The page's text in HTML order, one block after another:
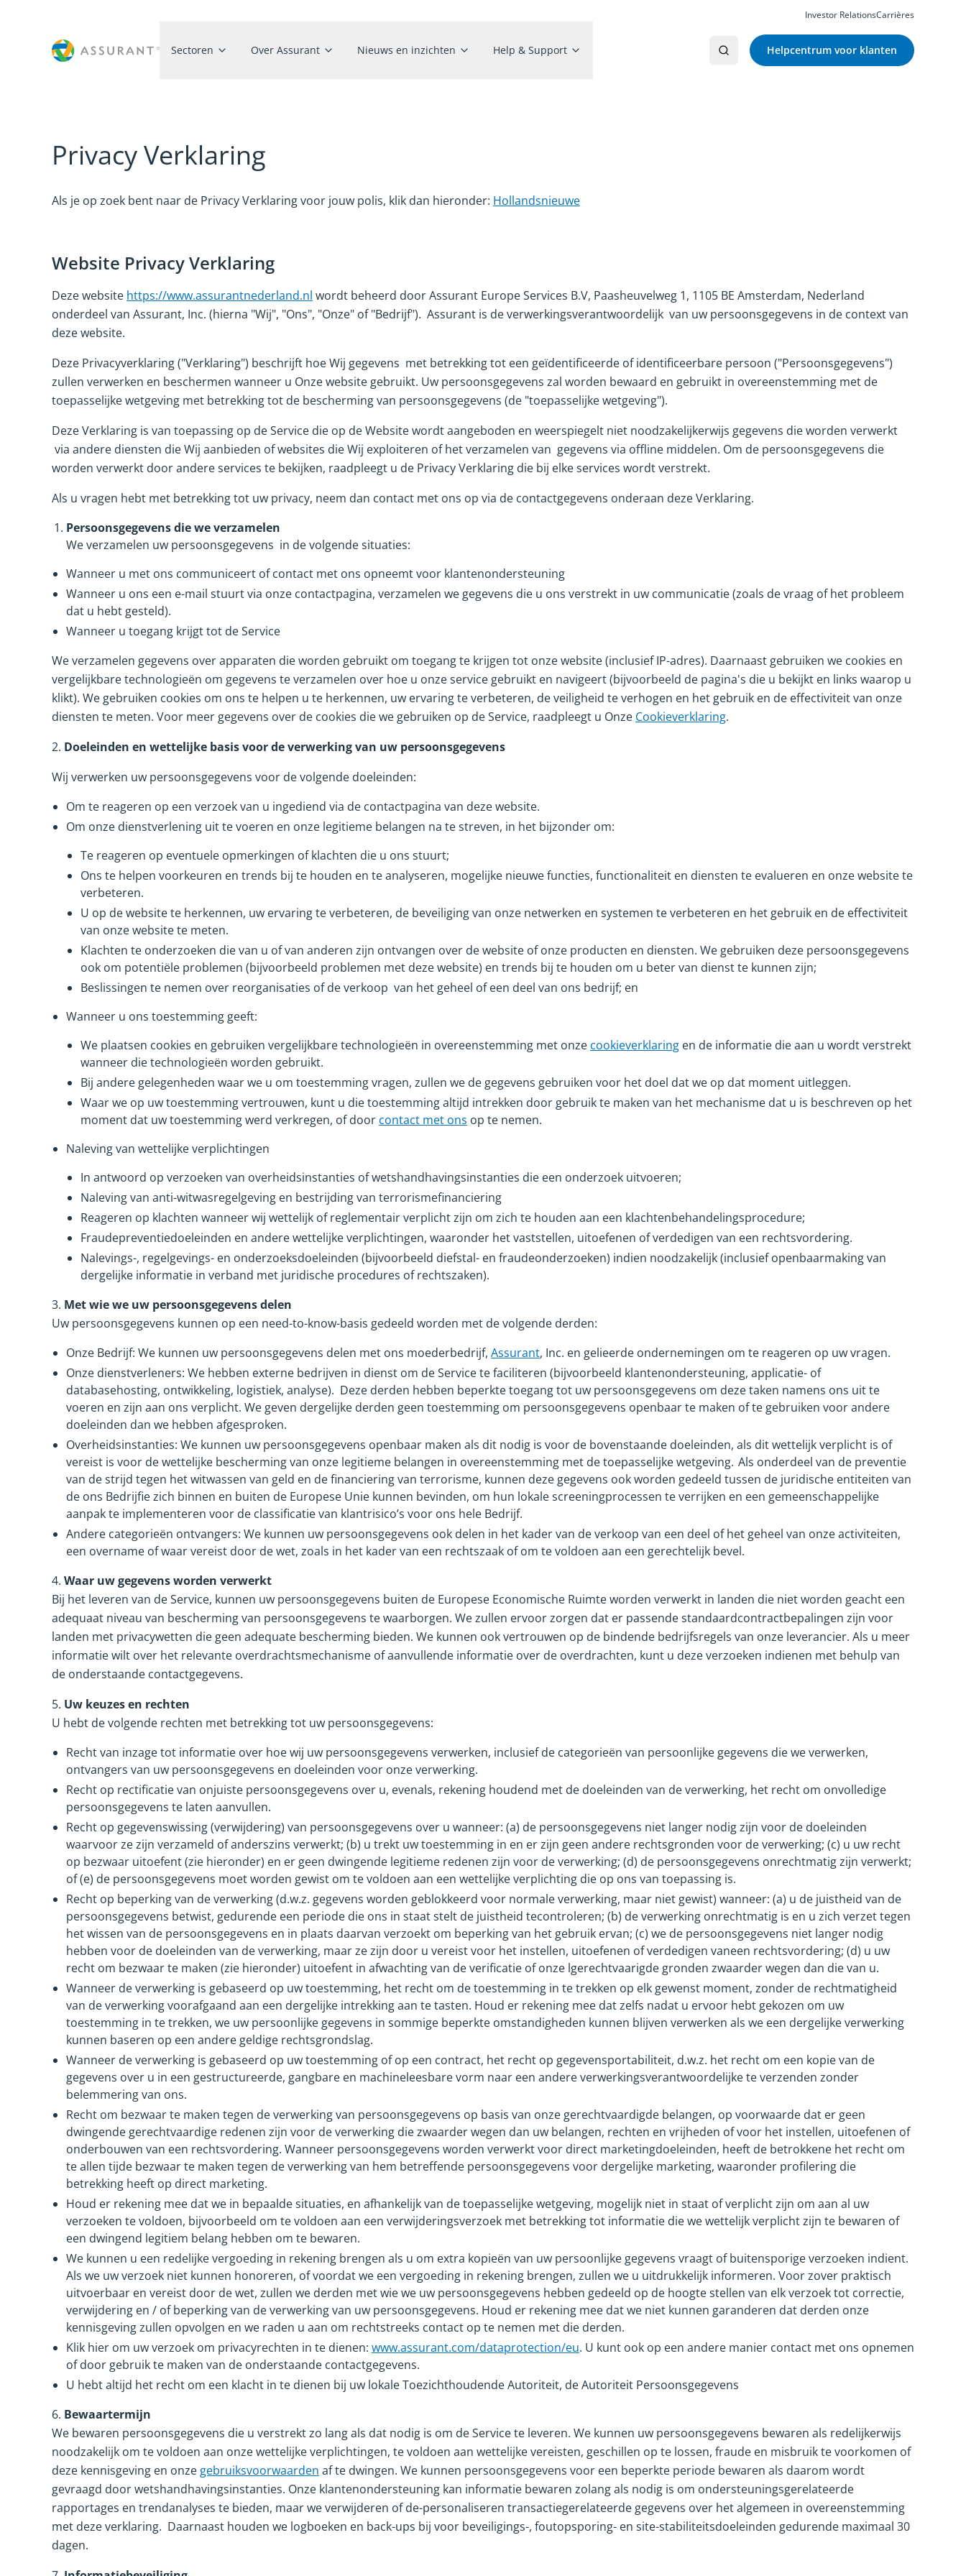
Investor RelationsCarrières
Sectoren Over Assurant Nieuws en inzichten Help & Support Helpcentrum voor klanten
Privacy Verklaring
Als je op zoek bent naar de Privacy Verklaring voor jouw polis, klik dan hieronder: Hollandsnieuwe
Website Privacy Verklaring
Deze website https://www.assurantnederland.nl wordt beheerd door Assurant Europe Services B.V, Paasheuvelweg 1, 1105 BE Amsterdam, Nederland
onderdeel van Assurant, Inc. (hierna "Wij", "Ons", "Onze" of "Bedrijf"). Assurant is de verwerkingsverantwoordelijk van uw persoonsgegevens in de context van
deze website.
Deze Privacyverklaring ("Verklaring") beschrijft hoe Wij gegevens met betrekking tot een geïdentificeerde of identificeerbare persoon ("Persoonsgegevens")
zullen verwerken en beschermen wanneer u Onze website gebruikt. Uw persoonsgegevens zal worden bewaard en gebruikt in overeenstemming met de
toepasselijke wetgeving met betrekking tot de bescherming van persoonsgegevens (de "toepasselijke wetgeving").
Deze Verklaring is van toepassing op de Service die op de Website wordt aangeboden en weerspiegelt niet noodzakelijkerwijs gegevens die worden verwerkt
via andere diensten die Wij aanbieden of websites die Wij exploiteren of het verzamelen van gegevens via offline middelen. Om de persoonsgegevens die
worden verwerkt door andere services te bekijken, raadpleegt u de Privacy Verklaring die bij elke services wordt verstrekt.
Als u vragen hebt met betrekking tot uw privacy, neem dan contact met ons op via de contactgegevens onderaan deze Verklaring.
Persoonsgegevens die we verzamelen
We verzamelen uw persoonsgegevens in de volgende situaties:
Wanneer u met ons communiceert of contact met ons opneemt voor klantenondersteuning
Wanneer u ons een e-mail stuurt via onze contactpagina, verzamelen we gegevens die u ons verstrekt in uw communicatie (zoals de vraag of het probleem
dat u hebt gesteld).
Wanneer u toegang krijgt tot de Service
We verzamelen gegevens over apparaten die worden gebruikt om toegang te krijgen tot onze website (inclusief IP-adres). Daarnaast gebruiken we cookies en
vergelijkbare technologieën om gegevens te verzamelen over hoe u onze service gebruikt en navigeert (bijvoorbeeld de pagina's die u bekijkt en links waarop u
klikt). We gebruiken cookies om ons te helpen u te herkennen, uw ervaring te verbeteren, de veiligheid te verhogen en het gebruik en de effectiviteit van onze
diensten te meten. Voor meer gegevens over de cookies die we gebruiken op de Service, raadpleegt u Onze Cookieverklaring.
2. Doeleinden en wettelijke basis voor de verwerking van uw persoonsgegevens
Wij verwerken uw persoonsgegevens voor de volgende doeleinden:
Om te reageren op een verzoek van u ingediend via de contactpagina van deze website.
Om onze dienstverlening uit te voeren en onze legitieme belangen na te streven, in het bijzonder om:
Te reageren op eventuele opmerkingen of klachten die u ons stuurt;
Ons te helpen voorkeuren en trends bij te houden en te analyseren, mogelijke nieuwe functies, functionaliteit en diensten te evalueren en onze website te
verbeteren.
U op de website te herkennen, uw ervaring te verbeteren, de beveiliging van onze netwerken en systemen te verbeteren en het gebruik en de effectiviteit
van onze website te meten.
Klachten te onderzoeken die van u of van anderen zijn ontvangen over de website of onze producten en diensten. We gebruiken deze persoonsgegevens
ook om potentiële problemen (bijvoorbeeld problemen met deze website) en trends bij te houden om u beter van dienst te kunnen zijn;
Beslissingen te nemen over reorganisaties of de verkoop van het geheel of een deel van ons bedrijf; en
Wanneer u ons toestemming geeft:
We plaatsen cookies en gebruiken vergelijkbare technologieën in overeenstemming met onze cookieverklaring en de informatie die aan u wordt verstrekt
wanneer die technologieën worden gebruikt.
Bij andere gelegenheden waar we u om toestemming vragen, zullen we de gegevens gebruiken voor het doel dat we op dat moment uitleggen.
Waar we op uw toestemming vertrouwen, kunt u die toestemming altijd intrekken door gebruik te maken van het mechanisme dat u is beschreven op het
moment dat uw toestemming werd verkregen, of door contact met ons op te nemen.
Naleving van wettelijke verplichtingen
In antwoord op verzoeken van overheidsinstanties of wetshandhavingsinstanties die een onderzoek uitvoeren;
Naleving van anti-witwasregelgeving en bestrijding van terrorismefinanciering
Reageren op klachten wanneer wij wettelijk of reglementair verplicht zijn om zich te houden aan een klachtenbehandelingsprocedure;
Fraudepreventiedoeleinden en andere wettelijke verplichtingen, waaronder het vaststellen, uitoefenen of verdedigen van een rechtsvordering.
Nalevings-, regelgevings- en onderzoeksdoeleinden (bijvoorbeeld diefstal- en fraudeonderzoeken) indien noodzakelijk (inclusief openbaarmaking van
dergelijke informatie in verband met juridische procedures of rechtszaken).
3. Met wie we uw persoonsgegevens delen
Uw persoonsgegevens kunnen op een need-to-know-basis gedeeld worden met de volgende derden:
Onze Bedrijf: We kunnen uw persoonsgegevens delen met ons moederbedrijf, Assurant, Inc. en gelieerde ondernemingen om te reageren op uw vragen.
Onze dienstverleners: We hebben externe bedrijven in dienst om de Service te faciliteren (bijvoorbeeld klantenondersteuning, applicatie- of
databasehosting, ontwikkeling, logistiek, analyse). Deze derden hebben beperkte toegang tot uw persoonsgegevens om deze taken namens ons uit te
voeren en zijn aan ons verplicht. We geven dergelijke derden geen toestemming om persoonsgegevens openbaar te maken of te gebruiken voor andere
doeleinden dan we hebben afgesproken.
Overheidsinstanties: We kunnen uw persoonsgegevens openbaar maken als dit nodig is voor de bovenstaande doeleinden, als dit wettelijk verplicht is of
vereist is voor de wettelijke bescherming van onze legitieme belangen in overeenstemming met de toepasselijke wetgeving. Als onderdeel van de preventie
van de strijd tegen het witwassen van geld en de financiering van terrorisme, kunnen deze gegevens ook worden gedeeld tussen de juridische entiteiten van
de ons Bedrijfie zich binnen en buiten de Europese Unie kunnen bevinden, om hun lokale screeningprocessen te verrijken en een gemeenschappelijke
aanpak te implementeren voor de classificatie van klantrisico’s voor ons hele Bedrijf.
Andere categorieën ontvangers: We kunnen uw persoonsgegevens ook delen in het kader van de verkoop van een deel of het geheel van onze activiteiten,
een overname of waar vereist door de wet, zoals in het kader van een rechtszaak of om te voldoen aan een gerechtelijk bevel.
4. Waar uw gegevens worden verwerkt
Bij het leveren van de Service, kunnen uw persoonsgegevens buiten de Europese Economische Ruimte worden verwerkt in landen die niet worden geacht een
adequaat niveau van bescherming van persoonsgegevens te waarborgen. We zullen ervoor zorgen dat er passende standaardcontractbepalingen zijn voor
landen met privacywetten die geen adequate bescherming bieden. We kunnen ook vertrouwen op de bindende bedrijfsregels van onze leverancier. Als u meer
informatie wilt over het relevante overdrachtsmechanisme of aanvullende informatie over de overdrachten, kunt u deze verzoeken indienen met behulp van
de onderstaande contactgegevens.
5. Uw keuzes en rechten
U hebt de volgende rechten met betrekking tot uw persoonsgegevens:
Recht van inzage tot informatie over hoe wij uw persoonsgegevens verwerken, inclusief de categorieën van persoonlijke gegevens die we verwerken,
ontvangers van uw persoonsgegevens en doeleinden voor onze verwerking.
Recht op rectificatie van onjuiste persoonsgegevens over u, evenals, rekening houdend met de doeleinden van de verwerking, het recht om onvolledige
persoonsgegevens te laten aanvullen.
Recht op gegevenswissing (verwijdering) van persoonsgegevens over u wanneer: (a) de persoonsgegevens niet langer nodig zijn voor de doeleinden
waarvoor ze zijn verzameld of anderszins verwerkt; (b) u trekt uw toestemming in en er zijn geen andere rechtsgronden voor de verwerking; (c) u uw recht
op bezwaar uitoefent (zie hieronder) en er geen dwingende legitieme redenen zijn voor de verwerking; (d) de persoonsgegevens onrechtmatig zijn verwerkt;
of (e) de persoonsgegevens moet worden gewist om te voldoen aan een wettelijke verplichting die op ons van toepassing is.
Recht op beperking van de verwerking (d.w.z. gegevens worden geblokkeerd voor normale verwerking, maar niet gewist) wanneer: (a) u de juistheid van de
persoonsgegevens betwist, gedurende een periode die ons in staat stelt de juistheid tecontroleren; (b) de verwerking onrechtmatig is en u zich verzet tegen
het wissen van de persoonsgegevens en in plaats daarvan verzoekt om beperking van het gebruik ervan; (c) we de persoonsgegevens niet langer nodig
hebben voor de doeleinden van de verwerking, maar ze zijn door u vereist voor het instellen, uitoefenen of verdedigen vaneen rechtsvordering; (d) u uw
recht om bezwaar te maken (zie hieronder) uitoefent in afwachting van de verificatie of onze lgerechtvaarigde gronden zwaarder wegen dan die van u.
Wanneer de verwerking is gebaseerd op uw toestemming, het recht om de toestemming in te trekken op elk gewenst moment, zonder de rechtmatigheid
van de verwerking voorafgaand aan een dergelijke intrekking aan te tasten. Houd er rekening mee dat zelfs nadat u ervoor hebt gekozen om uw
toestemming in te trekken, we uw persoonlijke gegevens in sommige beperkte omstandigheden kunnen blijven verwerken als we een dergelijke verwerking
kunnen baseren op een andere geldige rechtsgrondslag.
Wanneer de verwerking is gebaseerd op uw toestemming of op een contract, het recht op gegevensportabiliteit, d.w.z. het recht om een kopie van de
gegevens over u in een gestructureerde, gangbare en machineleesbare vorm naar een andere verwerkingsverantwoordelijke te verzenden zonder
belemmering van ons.
Recht om bezwaar te maken tegen de verwerking van persoonsgegevens op basis van onze gerechtvaardigde belangen, op voorwaarde dat er geen
dwingende gerechtvaardige redenen zijn voor de verwerking die zwaarder wegen dan uw belangen, rechten en vrijheden of voor het instellen, uitoefenen of
onderbouwen van een rechtsvordering. Wanneer persoonsgegevens worden verwerkt voor direct marketingdoeleinden, heeft de betrokkene het recht om
te allen tijde bezwaar te maken tegen de verwerking van hem betreffende persoonsgegevens voor dergelijke marketing, waaronder profilering die
betrekking heeft op direct marketing.
Houd er rekening mee dat we in bepaalde situaties, en afhankelijk van de toepasselijke wetgeving, mogelijk niet in staat of verplicht zijn om aan al uw
verzoeken te voldoen, bijvoorbeeld om te voldoen aan een verwijderingsverzoek met betrekking tot informatie die we wettelijk verplicht zijn te bewaren of
een dwingend legitiem belang hebben om te bewaren.
We kunnen u een redelijke vergoeding in rekening brengen als u om extra kopieën van uw persoonlijke gegevens vraagt of buitensporige verzoeken indient.
Als we uw verzoek niet kunnen honoreren, of voordat we een vergoeding in rekening brengen, zullen we u uitdrukkelijk informeren. Voor zover praktisch
uitvoerbaar en vereist door de wet, zullen we derden met wie we uw persoonsgegevens hebben gedeeld op de hoogte stellen van elk verzoek tot correctie,
verwijdering en / of beperking van de verwerking van uw persoonsgegevens. Houd er rekening mee dat we niet kunnen garanderen dat derden onze
kennisgeving zullen opvolgen en we raden u aan om rechtstreeks contact op te nemen met die derden.
Klik hier om uw verzoek om privacyrechten in te dienen: www.assurant.com/dataprotection/eu. U kunt ook op een andere manier contact met ons opnemen
of door gebruik te maken van de onderstaande contactgegevens.
U hebt altijd het recht om een klacht in te dienen bij uw lokale Toezichthoudende Autoriteit, de Autoriteit Persoonsgegevens
6. Bewaartermijn
We bewaren persoonsgegevens die u verstrekt zo lang als dat nodig is om de Service te leveren. We kunnen uw persoonsgegevens bewaren als redelijkerwijs
noodzakelijk om te voldoen aan onze wettelijke verplichtingen, te voldoen aan wettelijke vereisten, geschillen op te lossen, fraude en misbruik te voorkomen of
deze kennisgeving en onze gebruiksvoorwaarden af te dwingen. We kunnen persoonsgegevens voor een beperkte periode bewaren als daarom wordt
gevraagd door wetshandhavingsinstanties. Onze klantenondersteuning kan informatie bewaren zolang als nodig is om ondersteuningsgerelateerde
rapportages en trendanalyses te bieden, maar we verwijderen of de-personaliseren transactiegerelateerde gegevens over het algemeen in overeenstemming
met deze verklaring. Daarnaast houden we logboeken en back-ups bij voor beveiligings-, foutopsporing- en site-stabiliteitsdoeleinden gedurende maximaal 30
dagen.